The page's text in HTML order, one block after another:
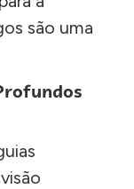
são uma